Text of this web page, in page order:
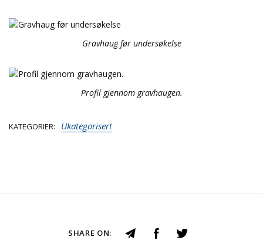
Gravhaug før undersøkelse
Profil gjennom gravhaugen.
KATEGORIER Ukategorisert
SHARE ON: